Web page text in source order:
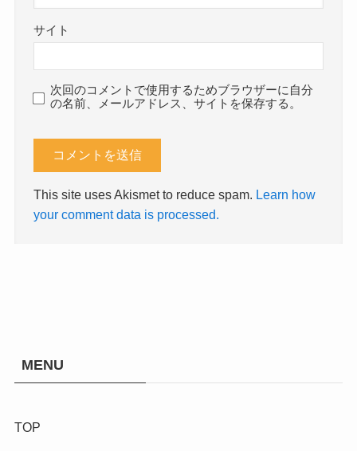
サイト
次回のコメントで使用するためブラウザーに自分
の名前、メールアドレス、サイトを保存する。
This site uses Akismet to reduce spam. Learn how
your comment data is processed.
MENU
TOP